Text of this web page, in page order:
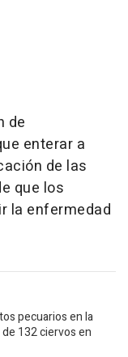
de
enterar a
de las
que los
la enfermedad
pecuarios en la
132 ciervos en